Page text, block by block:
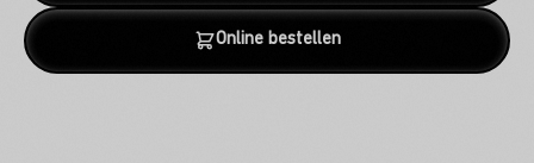
Online bestellen